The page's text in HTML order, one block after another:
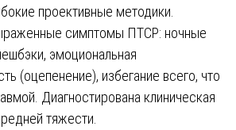
проективные методики.
симптомы ПТСР: ночные
эмоциональная
(оцепенение), избегание всего, что
Диагностирована клиническая
тяжести.